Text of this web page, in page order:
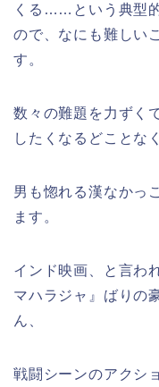
くる……という典型
ので、なにも難しい
す。
数々の難題を力ずく
したくなるどことな
男も惚れる漢なかっ
ます。
インド映画、と言わ
マハラジャ』ばりの
ん、
戦闘シーンのアクシ